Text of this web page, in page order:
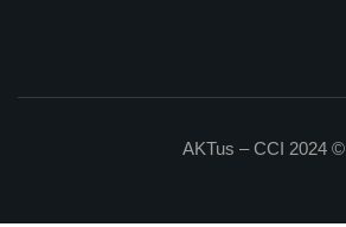
AKTus – CCI 2024 ©